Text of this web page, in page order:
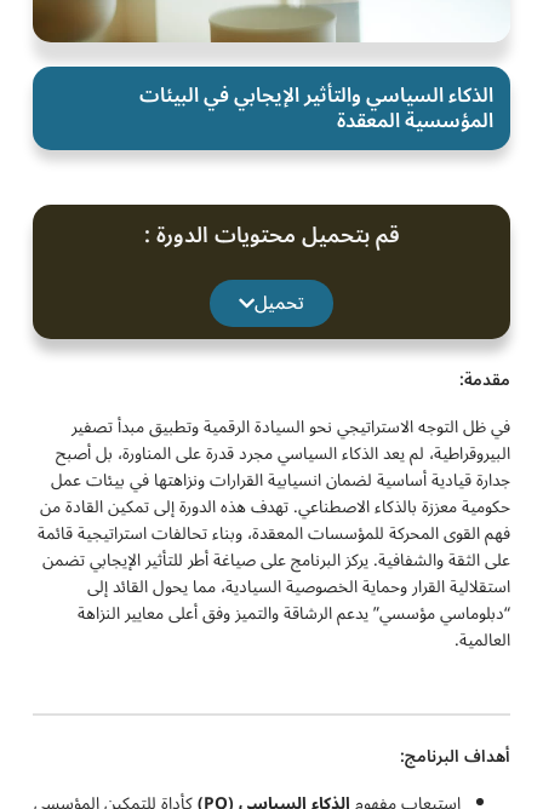
الذكاء السياسي والتأثير الإيجابي في البيئات
المؤسسية المعقدة
قم بتحميل محتويات الدورة :
تحميل
مقدمة:
في ظل التوجه الاستراتيجي نحو السيادة الرقمية وتطبيق مبدأ تصفير
البيروقراطية، لم يعد الذكاء السياسي مجرد قدرة على المناورة، بل أصبح
جدارة قيادية أساسية لضمان انسيابية القرارات ونزاهتها في بيئات عمل
حكومية معززة بالذكاء الاصطناعي. تهدف هذه الدورة إلى تمكين القادة من
فهم القوى المحركة للمؤسسات المعقدة، وبناء تحالفات استراتيجية قائمة
على الثقة والشفافية. يركز البرنامج على صياغة أطر للتأثير الإيجابي تضمن
استقلالية القرار وحماية الخصوصية السيادية، مما يحول القائد إلى
“دبلوماسي مؤسسي” يدعم الرشاقة والتميز وفق أعلى معايير النزاهة
العالمية.
أهداف البرنامج: